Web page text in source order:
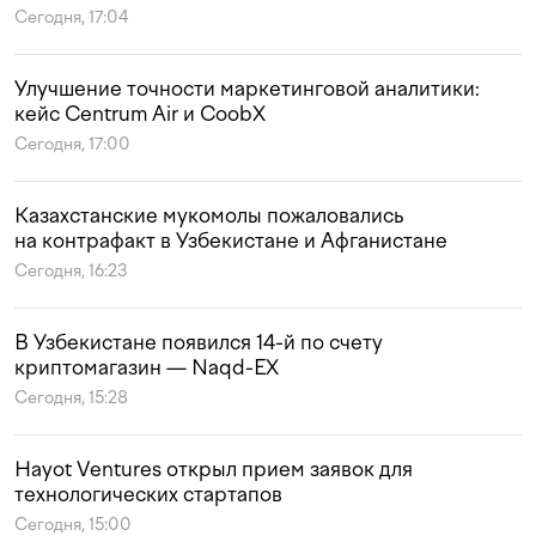
Сегодня, 17:04
Улучшение точности маркетинговой аналитики:
кейс Centrum Air и CoobX
Сегодня, 17:00
Казахстанские мукомолы пожаловались
на контрафакт в Узбекистане и Афганистане
Сегодня, 16:23
В Узбекистане появился 14-й по счету
криптомагазин — Naqd-EX
Сегодня, 15:28
Hayot Ventures открыл прием заявок для
технологических стартапов
Сегодня, 15:00